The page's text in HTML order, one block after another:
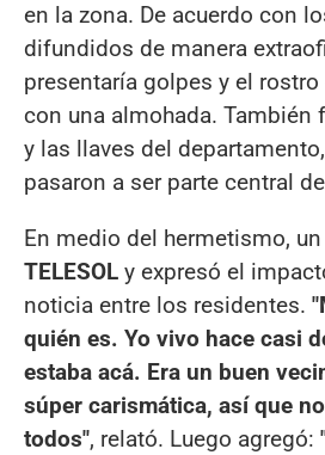
en la zona. De acuerdo con
difundidos de manera
presentaría golpes y el
con una almohada. También
y las llaves del
pasaron a ser parte central
En medio del hermetismo,
TELESOL y expresó el
noticia entre los residentes.
quién es. Yo vivo hace casi
estaba acá. Era un buen
súper carismática, así que
todos", relató. Luego agregó: